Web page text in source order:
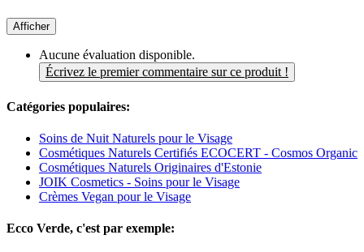
Afficher
Aucune évaluation disponible.
Écrivez le premier commentaire sur ce produit !
Catégories populaires:
Soins de Nuit Naturels pour le Visage
Cosmétiques Naturels Certifiés ECOCERT - Cosmos Organic
Cosmétiques Naturels Originaires d'Estonie
JOIK Cosmetics - Soins pour le Visage
Crèmes Vegan pour le Visage
Ecco Verde, c'est par exemple: